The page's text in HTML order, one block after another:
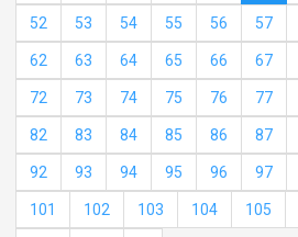
52 53 54 55 56 57
62 63 64 65 66 67
72 73 74 75 76 77
82 83 84 85 86 87
92 93 94 95 96 97
101 102 103 104 105